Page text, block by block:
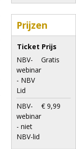
Prijzen
Ticket Prijs
NBV-
webinar
- NBV
Lid
Gratis
NBV-
webinar
- niet
NBV-lid
€ 9,99